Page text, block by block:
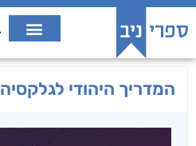
המדריך היהודי לגלקסיה